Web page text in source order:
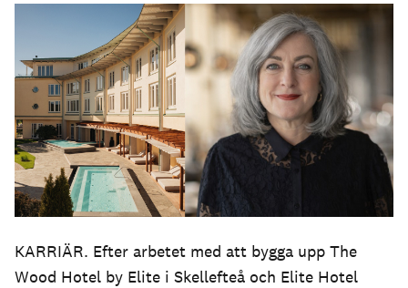
KARRIÄR. Efter arbetet med att bygga upp The
Wood Hotel by Elite i Skellefteå och Elite Hotel